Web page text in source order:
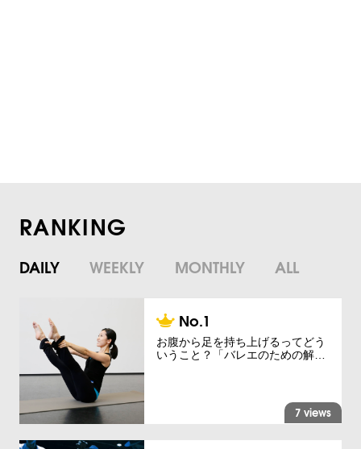
RANKING
DAILY WEEKLY MONTHLY ALL
お腹から足を持ち上げるってどう
いうこと？「バレエのための解…
7 views